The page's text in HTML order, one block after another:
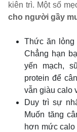
kiên trì. Một số
cho người gầy
Thức ăn lỏng
Chẳng hạn
yến mạch,
protein để
vẫn giàu calo
Duy trì sự
Muốn tăng
hơn mức calo